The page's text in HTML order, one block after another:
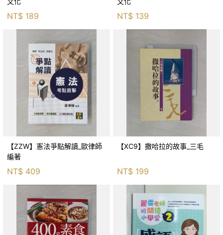
NT$ 189 NT$ 139
【ZZW】憲法爭點解讀_歐律師
編著
NT$ 409
【XC9】撒哈拉的故事_三毛
NT$ 199